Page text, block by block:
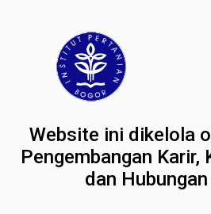
Website ini dikelola
Pengembangan Karir,
dan